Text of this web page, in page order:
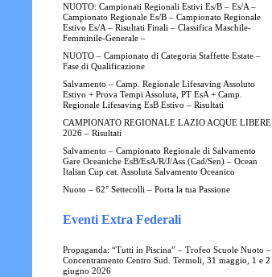
NUOTO: Campionati Regionali Estivi Es/B – Es/A –
Campionato Regionale Es/B – Campionato Regionale
Estivo Es/A – Risultati Finali – Classifica Maschile-
Femminile-Generale –
NUOTO – Campionato di Categoria Staffette Estate –
Fase di Qualificazione
Salvamento – Camp. Regionale Lifesaving Assoluto
Estivo + Prova Tempi Assoluta, PT EsA + Camp.
Regionale Lifesaving EsB Estivo – Risultati
CAMPIONATO REGIONALE LAZIO ACQUE LIBERE
2026 – Risultati
Salvamento – Campionato Regionale di Salvamento
Gare Oceaniche EsB/EsA/R/J/Ass (Cad/Sen) – Ocean
Italian Cup cat. Assoluta Salvamento Oceanico
Nuoto – 62° Settecolli – Porta la tua Passione
Eventi Extra Federali
Propaganda: “Tutti in Piscina” – Trofeo Scuole Nuoto –
Concentramento Centro Sud. Termoli, 31 maggio, 1 e 2
giugno 2026